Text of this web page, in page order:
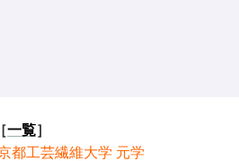
［一覧］
都工芸繊維大学 元学